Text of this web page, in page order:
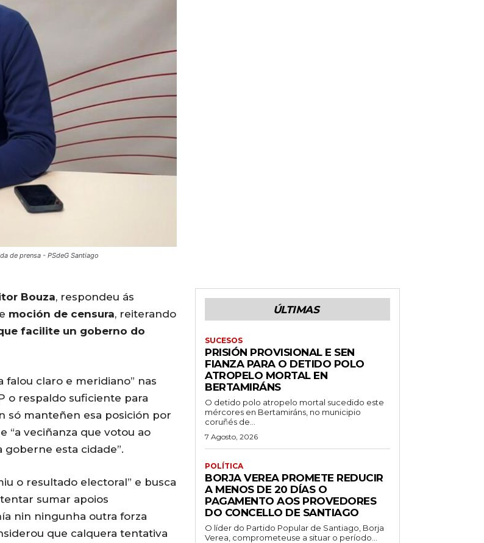
de prensa - PSdeG Santiago
Bouza, respondeu ás
moción de censura, reiterando
facilite un goberno do
falou claro e meridiano” nas
o respaldo suficiente para
só manteñen esa posición por
“a veciñanza que votou ao
esta cidade”.
o resultado electoral” e busca
sumar apoios
nin ningunha outra forza
que calquera tentativa
ÚLTIMAS
SUCESOS
PRISIÓN PROVISIONAL E SEN
FIANZA PARA O DETIDO POLO
ATROPELO MORTAL EN
BERTAMIRÁNS
O detido polo atropelo mortal sucedido este
mércores en Bertamiráns, no municipio
coruñés de...
7 Agosto, 2026
POLÍTICA
BORJA VEREA PROMETE REDUCIR
A MENOS DE 20 DÍAS O
PAGAMENTO AOS PROVEDORES
DO CONCELLO DE SANTIAGO
O líder do Partido Popular de Santiago, Borja
Verea, comprometeuse a situar o período...